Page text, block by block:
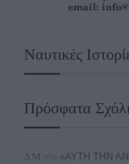
Ναυτικές
Πρόσφατα
Δ Μ στο «ΑΥΤΗ ΤΗΝ